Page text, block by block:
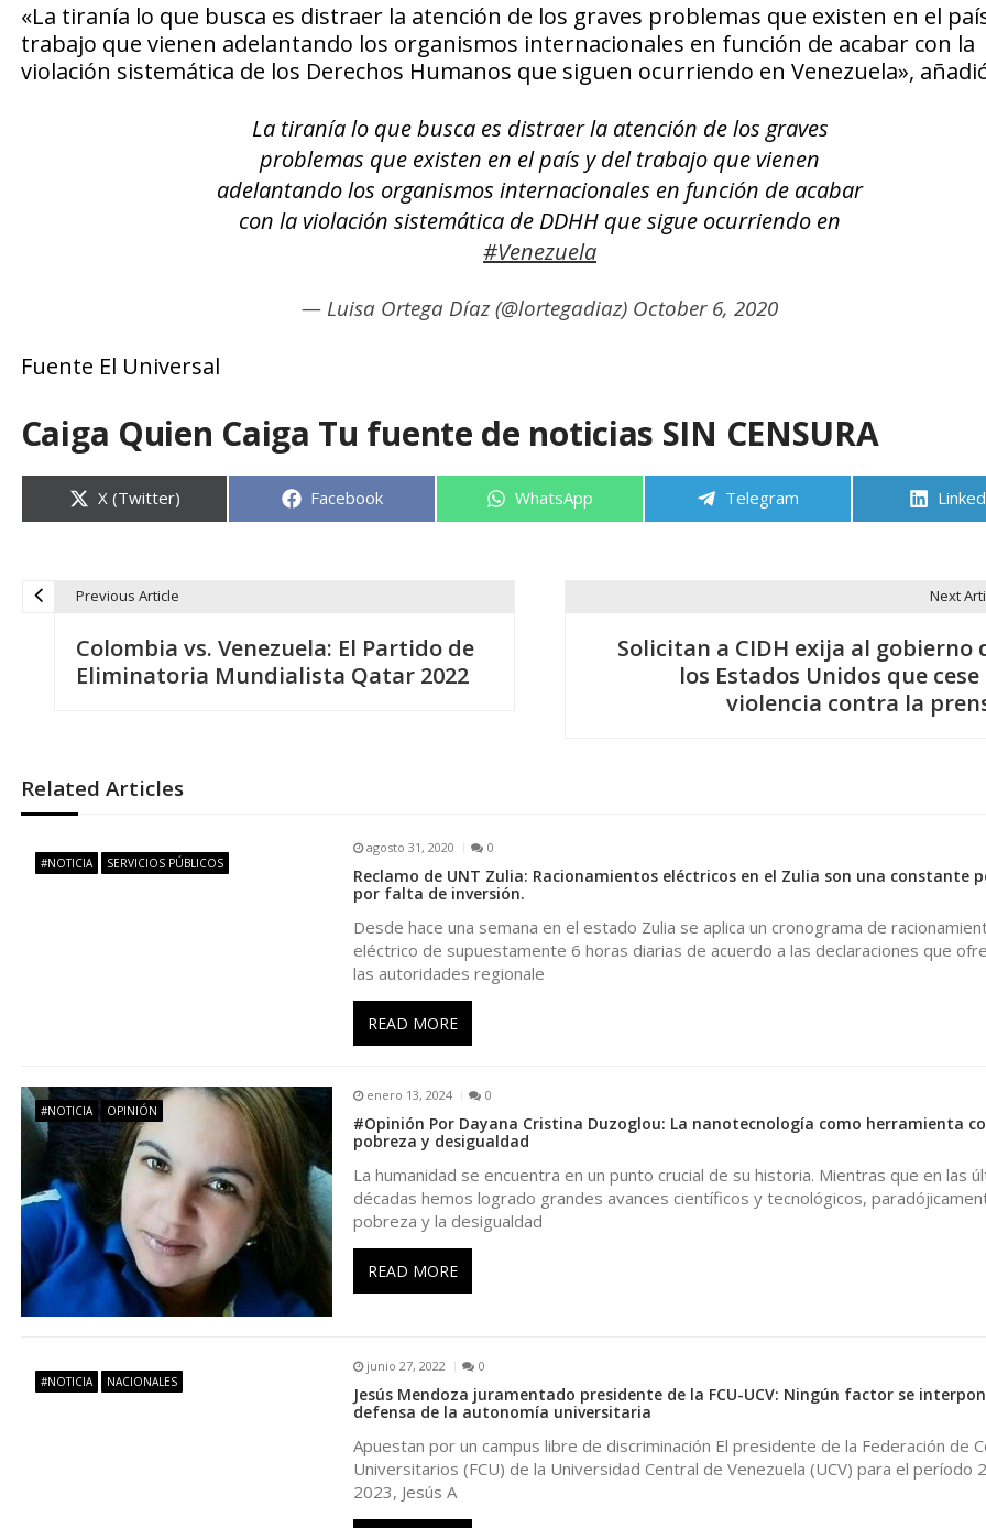
«La tiranía lo que busca es distraer la atención de los graves problemas que existen en el
trabajo que vienen adelantando los organismos internacionales en función de acabar con la
violación sistemática de los Derechos Humanos que siguen ocurriendo en Venezuela»,
La tiranía lo que busca es distraer la atención de los graves
problemas que existen en el país y del trabajo que vienen
adelantando los organismos internacionales en función de acabar
con la violación sistemática de DDHH que sigue ocurriendo en
#Venezuela
— Luisa Ortega Díaz (@lortegadiaz) October 6, 2020
Fuente El Universal
Caiga Quien Caiga Tu fuente de noticias SIN CENSURA
Compartir
en
X (Twitter) Compartir
Facebook Compartir
WhatsApp Compartir
Telegram
e
g
n
d
e
e
t
Previous Article
Colombia vs. Venezuela: El Partido de
Eliminatoria Mundialista Qatar 2022
Next
Solicitan a CIDH exija al gobierno
los Estados Unidos que cese
violencia contra la
Related Articles
#NOTICIA SERVICIOS PÚBLICOS
agosto 31, 2020 0
Reclamo de UNT Zulia: Racionamientos eléctricos en el Zulia son una constante
por falta de inversión.
Desde hace una semana en el estado Zulia se aplica un cronograma de
eléctrico de supuestamente 6 horas diarias de acuerdo a las declaraciones que
las autoridades regionale
READ MORE
#NOTICIA OPINIÓN
enero 13, 2024 0
#Opinión Por Dayana Cristina Duzoglou: La nanotecnología como herramienta
pobreza y desigualdad
La humanidad se encuentra en un punto crucial de su historia. Mientras que en las
décadas hemos logrado grandes avances científicos y tecnológicos,
pobreza y la desigualdad
READ MORE
#NOTICIA NACIONALES
junio 27, 2022 0
Jesús Mendoza juramentado presidente de la FCU-UCV: Ningún factor se
defensa de la autonomía universitaria
Apuestan por un campus libre de discriminación El presidente de la Federación de
Universitarios (FCU) de la Universidad Central de Venezuela (UCV) para el período
2023, Jesús A